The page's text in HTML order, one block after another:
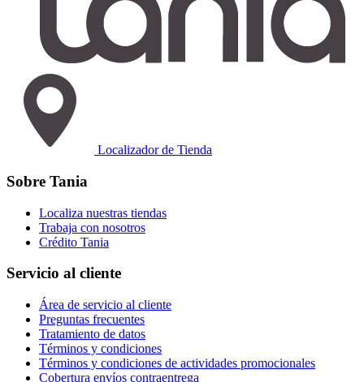
Localizador de Tienda
Sobre Tania
Localiza nuestras tiendas
Trabaja con nosotros
Crédito Tania
Servicio al cliente
Área de servicio al cliente
Preguntas frecuentes
Tratamiento de datos
Términos y condiciones
Términos y condiciones de actividades promocionales
Cobertura envíos contraentrega